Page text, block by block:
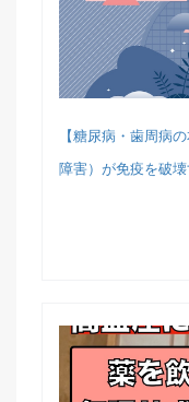
【糖尿病・歯周病
障害）が免疫を破